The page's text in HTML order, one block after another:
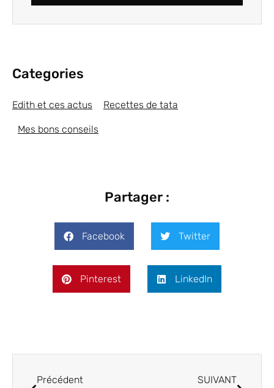
Categories
Edith et ces actus Recettes de tata
Mes bons conseils
Partager :
Facebook Twitter
Pinterest LinkedIn
Précédent SUIVANT